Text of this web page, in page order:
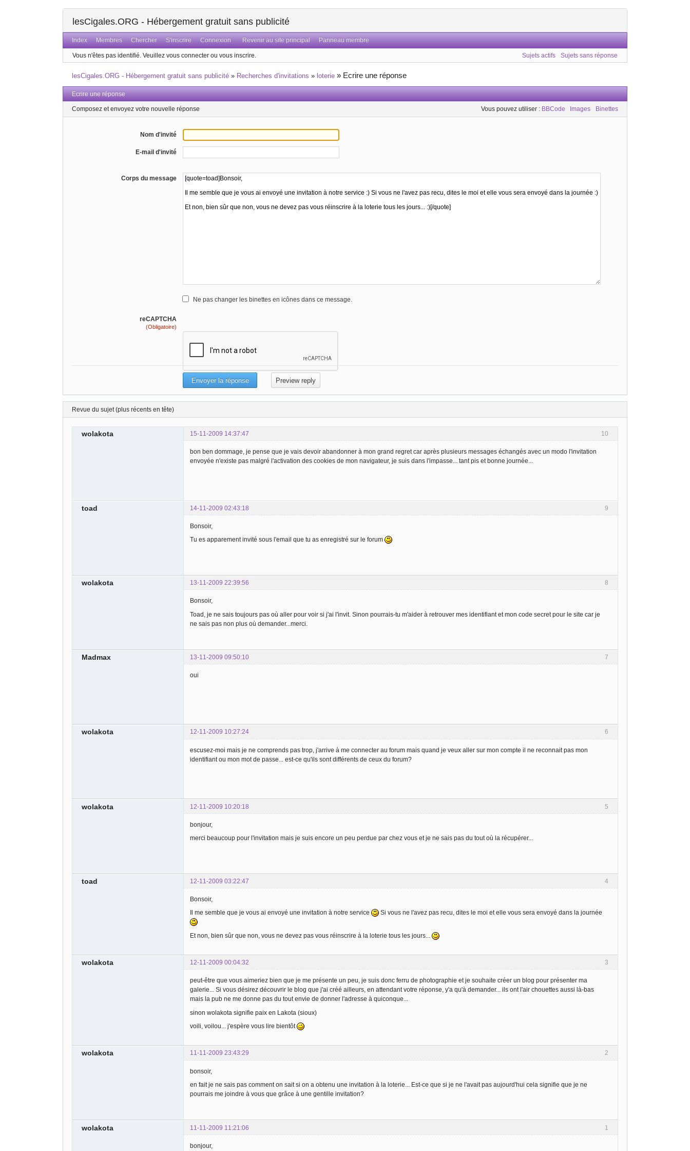
lesCigales.ORG - Hébergement gratuit sans publicité
Index Membres Chercher S'inscrire Connexion Revenir au site principal Panneau membre
Vous n'êtes pas identifié. Veuillez vous connecter ou vous inscrire. Sujets actifs Sujets sans réponse
lesCigales.ORG - Hébergement gratuit sans publicité » Recherches d'invitations » loterie » Ecrire une réponse
Ecrire une réponse
Composez et envoyez votre nouvelle réponse Vous pouvez utiliser : BBCode Images Binettes
Nom d'invité
E-mail d'invité
Corps du message
Ne pas changer les binettes en icônes dans ce message.
reCAPTCHA
(Obligatoire)
Revue du sujet (plus récents en tête)
10
wolakota 15-11-2009 14:37:47
bon ben dommage, je pense que je vais devoir abandonner à mon grand regret car après plusieurs messages échangés avec un modo l'invitation
envoyée n'existe pas malgré l'activation des cookies de mon navigateur, je suis dans l'impasse... tant pis et bonne journée...
9
toad 14-11-2009 02:43:18
Bonsoir,
Tu es apparement invité sous l'email que tu as enregistré sur le forum
8
wolakota 13-11-2009 22:39:56
Bonsoir,
Toad, je ne sais toujours pas où aller pour voir si j'ai l'invit. Sinon pourrais-tu m'aider à retrouver mes identifiant et mon code secret pour le site car je
ne sais pas non plus où demander...merci.
7
Madmax 13-11-2009 09:50:10
oui
6
wolakota 12-11-2009 10:27:24
escusez-moi mais je ne comprends pas trop, j'arrive à me connecter au forum mais quand je veux aller sur mon compte il ne reconnait pas mon
identifiant ou mon mot de passe... est-ce qu'ils sont différents de ceux du forum?
5
wolakota 12-11-2009 10:20:18
bonjour,
merci beaucoup pour l'invitation mais je suis encore un peu perdue par chez vous et je ne sais pas du tout où la récupérer...
4
toad 12-11-2009 03:22:47
Bonsoir,
Il me semble que je vous ai envoyé une invitation à notre service
Si vous ne l'avez pas recu, dites le moi et elle vous sera envoyé dans la journée
Et non, bien sûr que non, vous ne devez pas vous réinscrire à la loterie tous les jours...
3
wolakota 12-11-2009 00:04:32
peut-être que vous aimeriez bien que je me présente un peu, je suis donc ferru de photographie et je souhaite créer un blog pour présenter ma
galerie... Si vous désirez découvrir le blog que j'ai créé ailleurs, en attendant votre réponse, y'a qu'à demander... ils ont l'air chouettes aussi là-bas
mais la pub ne me donne pas du tout envie de donner l'adresse à quiconque...
sinon wolakota signifie paix en Lakota (sioux)
voili, voilou... j'espère vous lire bientôt
2
wolakota 11-11-2009 23:43:29
bonsoir,
en fait je ne sais pas comment on sait si on a obtenu une invitation à la loterie... Est-ce que si je ne l'avait pas aujourd'hui cela signifie que je ne
pourrais me joindre à vous que grâce à une gentille invitation?
1
wolakota 11-11-2009 11:21:06
bonjour,